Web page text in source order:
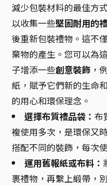
減少包裝材料的最佳方
以收集一些堅固耐用的
後重新包裝禮物。這不
棄物的產生。您可以為
子增添一些創意裝飾 ，
紙，賦予它們新的生命
的用心和環保理念。
選擇布質禮品袋： 布
複使用多次，是環保又
搭配不同的裝飾，每次
運用舊報紙或布料：
裹禮物，再繫上緞帶，